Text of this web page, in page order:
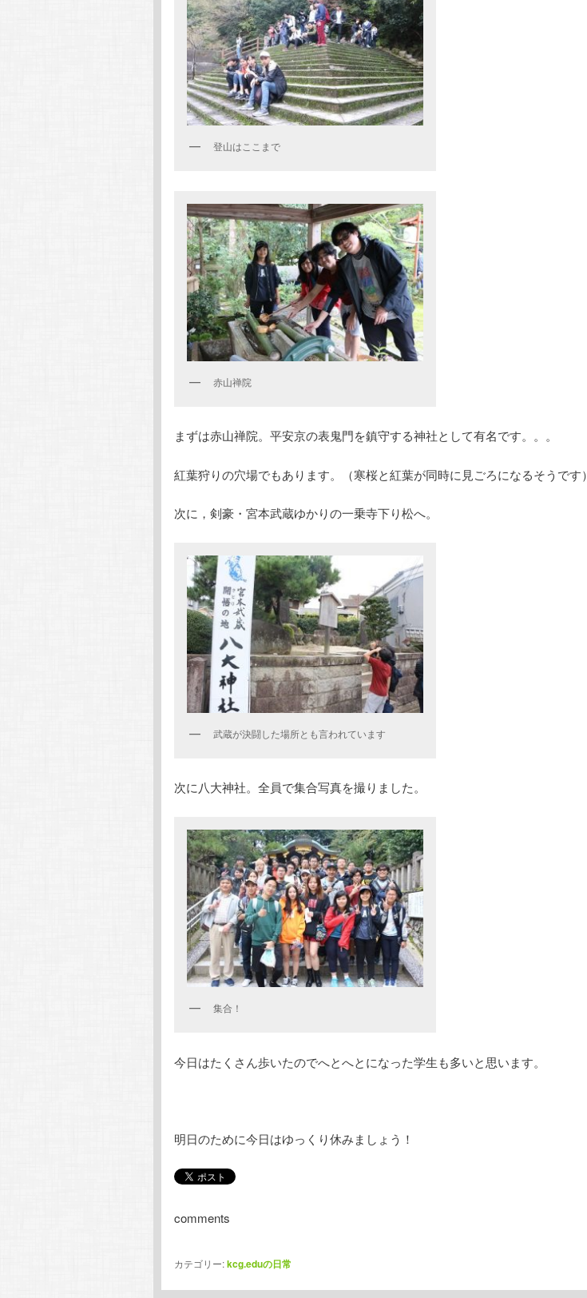
登山はここまで
赤山禅院
まずは赤山禅院。平安京の表鬼門を鎮守する神社として有名です。。。
紅葉狩りの穴場でもあります。（寒桜と紅葉が同時に見ごろになるそうです）
次に，剣豪・宮本武蔵ゆかりの一乗寺下り松へ。
武蔵が決闘した場所とも言われています
次に八大神社。全員で集合写真を撮りました。
集合！
今日はたくさん歩いたのでへとへとになった学生も多いと思います。
明日のために今日はゆっくり休みましょう！
comments
カテゴリー:kcg.eduの日常